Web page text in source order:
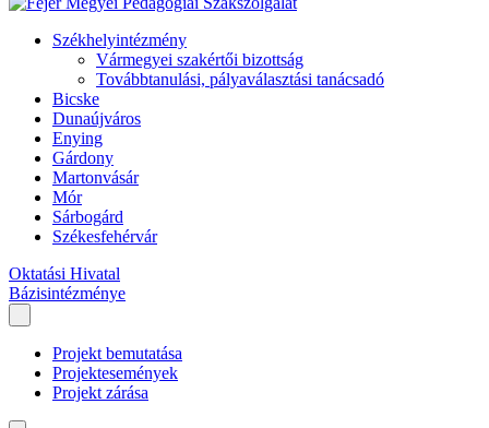
Székhelyintézmény
Vármegyei szakértői bizottság
Továbbtanulási, pályaválasztási tanácsadó
Bicske
Dunaújváros
Enying
Gárdony
Martonvásár
Mór
Sárbogárd
Székesfehérvár
Oktatási Hivatal
Bázisintézménye
Projekt bemutatása
Projektesemények
Projekt zárása